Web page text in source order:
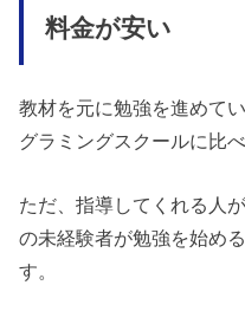
料金が安い
教材を元に勉強を進めて
グラミングスクールに比
ただ、指導してくれる人
の未経験者が勉強を始め
す。